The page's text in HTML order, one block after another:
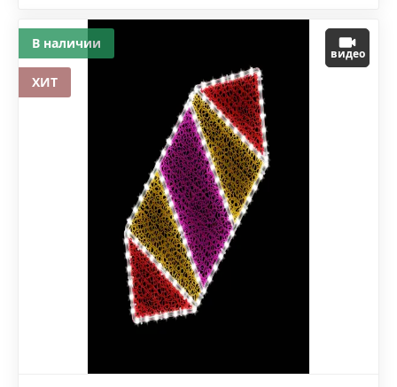
видео
В наличии
ХИТ